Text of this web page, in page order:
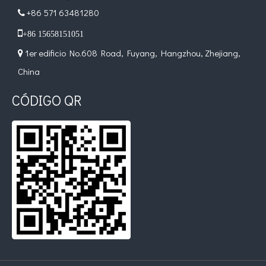
Actualmente, la investigación sobre la extracción de antioxidantes
 +86 571 63481280
+86 15658151051
 1er edificio No.608 Road, Fuyang, Hangzhou, Zhejiang,
China
CÓDIGO QR